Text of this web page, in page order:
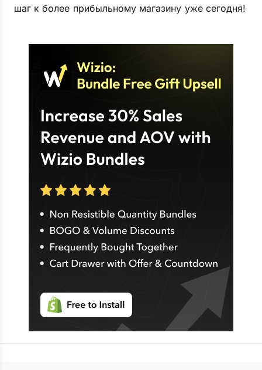
шаг к более прибыльному магазину уже сегодня!